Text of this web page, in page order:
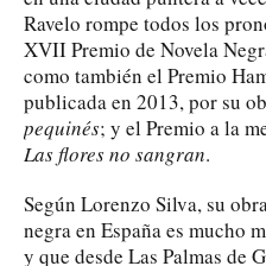
Ravelo rompe todos los
XVII Premio de Novela
como también el Premio
publicada en 2013, por su
pequinés; y el Premio a la
Las flores no sangran.
Según Lorenzo Silva, su
negra en España es mucho
y que desde Las Palmas de